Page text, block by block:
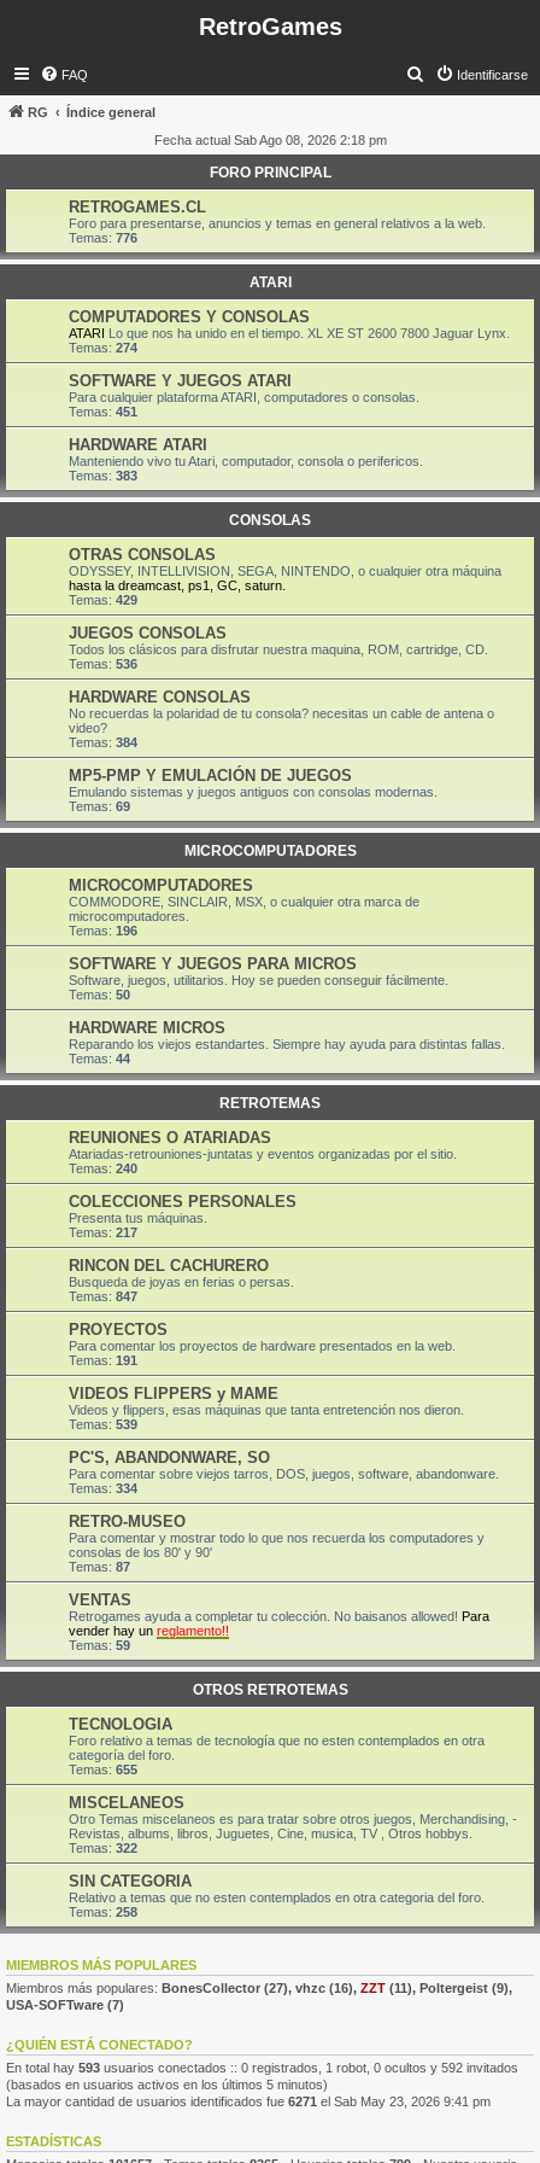
RetroGames
FAQ Identificarse
a
r
RG
Índice general
Fecha actual Sab Ago 08, 2026 2:18 pm
FORO PRINCIPAL
RETROGAMES.CL
Foro para presentarse, anuncios y temas en general relativos a la web.
Temas: 776
ATARI
COMPUTADORES Y CONSOLAS
ATARI Lo que nos ha unido en el tiempo. XL XE ST 2600 7800 Jaguar Lynx.
Temas: 274
SOFTWARE Y JUEGOS ATARI
Para cualquier plataforma ATARI, computadores o consolas.
Temas: 451
HARDWARE ATARI
Manteniendo vivo tu Atari, computador, consola o perifericos.
Temas: 383
CONSOLAS
OTRAS CONSOLAS
ODYSSEY, INTELLIVISION, SEGA, NINTENDO, o cualquier otra máquina
hasta la dreamcast, ps1, GC, saturn.
Temas: 429
JUEGOS CONSOLAS
Todos los clásicos para disfrutar nuestra maquina, ROM, cartridge, CD.
Temas: 536
HARDWARE CONSOLAS
No recuerdas la polaridad de tu consola? necesitas un cable de antena o
video?
Temas: 384
MP5-PMP Y EMULACIÓN DE JUEGOS
Emulando sistemas y juegos antiguos con consolas modernas.
Temas: 69
MICROCOMPUTADORES
MICROCOMPUTADORES
COMMODORE, SINCLAIR, MSX, o cualquier otra marca de
microcomputadores.
Temas: 196
SOFTWARE Y JUEGOS PARA MICROS
Software, juegos, utilitarios. Hoy se pueden conseguir fácilmente.
Temas: 50
HARDWARE MICROS
Reparando los viejos estandartes. Siempre hay ayuda para distintas fallas.
Temas: 44
RETROTEMAS
REUNIONES O ATARIADAS
Atariadas-retrouniones-juntatas y eventos organizadas por el sitio.
Temas: 240
COLECCIONES PERSONALES
Presenta tus máquinas.
Temas: 217
RINCON DEL CACHURERO
Busqueda de joyas en ferias o persas.
Temas: 847
PROYECTOS
Para comentar los proyectos de hardware presentados en la web.
Temas: 191
VIDEOS FLIPPERS y MAME
Videos y flippers, esas máquinas que tanta entretención nos dieron.
Temas: 539
PC'S, ABANDONWARE, SO
Para comentar sobre viejos tarros, DOS, juegos, software, abandonware.
Temas: 334
RETRO-MUSEO
Para comentar y mostrar todo lo que nos recuerda los computadores y
consolas de los 80' y 90'
Temas: 87
VENTAS
Retrogames ayuda a completar tu colección. No baisanos allowed! Para
vender hay un reglamento!!
Temas: 59
OTROS RETROTEMAS
TECNOLOGIA
Foro relativo a temas de tecnología que no esten contemplados en otra
categoría del foro.
Temas: 655
MISCELANEOS
Otro Temas miscelaneos es para tratar sobre otros juegos, Merchandising, -
Revistas, albums, libros, Juguetes, Cine, musica, TV , Otros hobbys.
Temas: 322
SIN CATEGORIA
Relativo a temas que no esten contemplados en otra categoria del foro.
Temas: 258
MIEMBROS MÁS POPULARES
Miembros más populares: BonesCollector (27), vhzc (16), ZZT (11), Poltergeist (9),
USA-SOFTware (7)
¿QUIÉN ESTÁ CONECTADO?
En total hay 593 usuarios conectados :: 0 registrados, 1 robot, 0 ocultos y 592 invitados
(basados en usuarios activos en los últimos 5 minutos)
La mayor cantidad de usuarios identificados fue 6271 el Sab May 23, 2026 9:41 pm
ESTADÍSTICAS